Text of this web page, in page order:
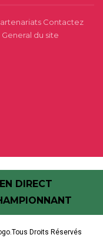
Contactez
du site
DIRECT
Droits Réservés